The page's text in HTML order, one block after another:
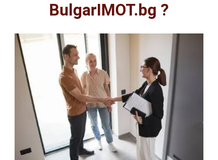
BulgarIMOT.bg ?